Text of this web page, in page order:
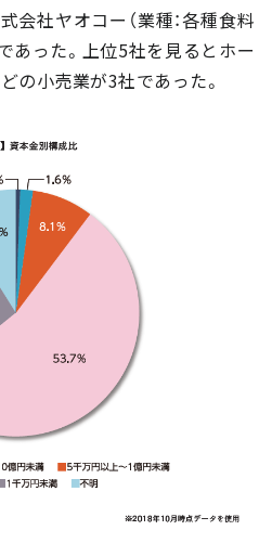
会社ヤオコー（業種：各種食料
あった。上位5社を見るとホー
の小売業が3社であった。